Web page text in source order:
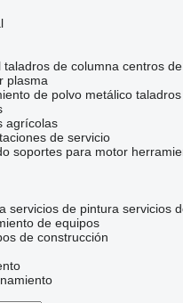
taladros de columna centros
plasma
de polvo metálico
agrícolas
de servicio
soportes para motor
servicios de pintura servicios
de equipos
de construcción